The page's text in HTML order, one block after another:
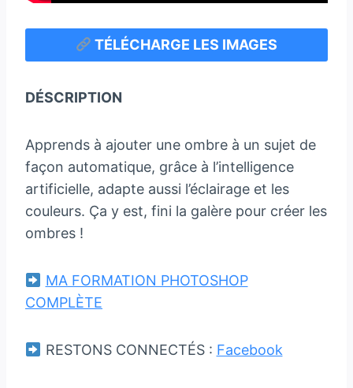
TÉLÉCHARGE LES IMAGES
DÉSCRIPTION
Apprends à ajouter une ombre à un sujet de
façon automatique, grâce à l’intelligence
artificielle, adapte aussi l’éclairage et les
couleurs. Ça y est, fini la galère pour créer les
ombres !
MA FORMATION PHOTOSHOP
COMPLÈTE
RESTONS CONNECTÉS : Facebook